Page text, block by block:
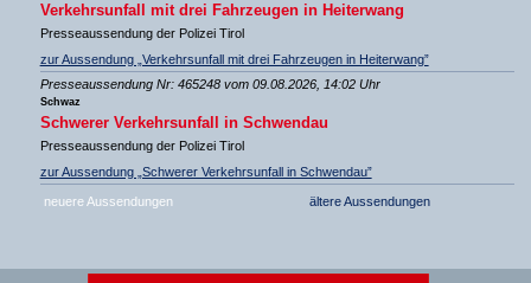
Verkehrsunfall mit drei Fahrzeugen in Heiterwang
Presseaussendung der Polizei Tirol
zur Aussendung „Verkehrsunfall mit drei Fahrzeugen in Heiterwang”
Presseaussendung Nr: 465248 vom 09.08.2026, 14:02 Uhr
Schwaz
Schwerer Verkehrsunfall in Schwendau
Presseaussendung der Polizei Tirol
zur Aussendung „Schwerer Verkehrsunfall in Schwendau”
neuere Aussendungen ältere Aussendungen